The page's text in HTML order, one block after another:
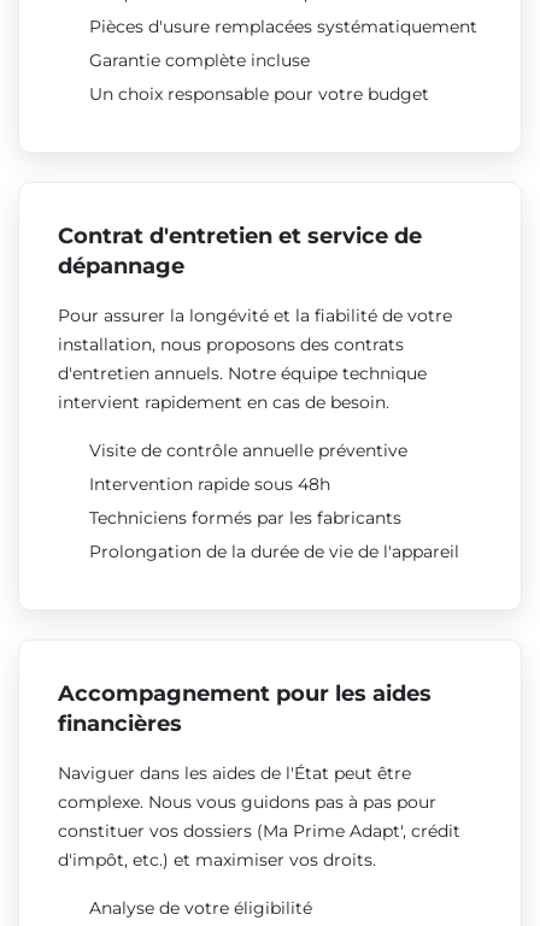
Pièces d'usure remplacées systématiquement
Garantie complète incluse
Un choix responsable pour votre budget
Contrat d'entretien et service de
dépannage
Pour assurer la longévité et la fiabilité de votre
installation, nous proposons des contrats
d'entretien annuels. Notre équipe technique
intervient rapidement en cas de besoin.
Visite de contrôle annuelle préventive
Intervention rapide sous 48h
Techniciens formés par les fabricants
Prolongation de la durée de vie de l'appareil
Accompagnement pour les aides
financières
Naviguer dans les aides de l'État peut être
complexe. Nous vous guidons pas à pas pour
constituer vos dossiers (Ma Prime Adapt', crédit
d'impôt, etc.) et maximiser vos droits.
Analyse de votre éligibilité